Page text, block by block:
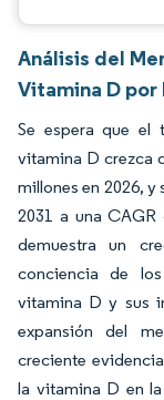
Análisis del
Vitamina D
Se espera que el
vitamina D crezca
millones en 2026, y
2031 a una CAGR
demuestra un
conciencia de
vitamina D y sus
expansión del
creciente
la vitamina D en